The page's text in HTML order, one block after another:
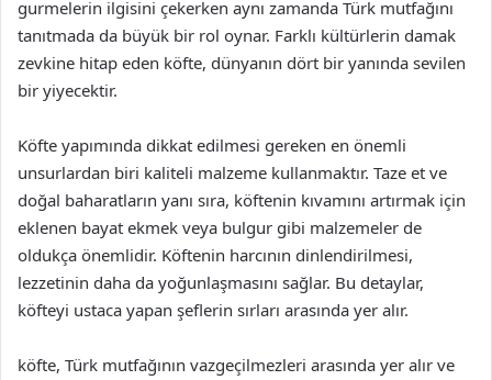
gurmelerin ilgisini çekerken aynı zamanda Türk mutfağını
tanıtmada da büyük bir rol oynar. Farklı kültürlerin damak
zevkine hitap eden köfte, dünyanın dört bir yanında sevilen
bir yiyecektir.
Köfte yapımında dikkat edilmesi gereken en önemli
unsurlardan biri kaliteli malzeme kullanmaktır. Taze et ve
doğal baharatların yanı sıra, köftenin kıvamını artırmak için
eklenen bayat ekmek veya bulgur gibi malzemeler de
oldukça önemlidir. Köftenin harcının dinlendirilmesi,
lezzetinin daha da yoğunlaşmasını sağlar. Bu detaylar,
köfteyi ustaca yapan şeflerin sırları arasında yer alır.
köfte, Türk mutfağının vazgeçilmezleri arasında yer alır ve